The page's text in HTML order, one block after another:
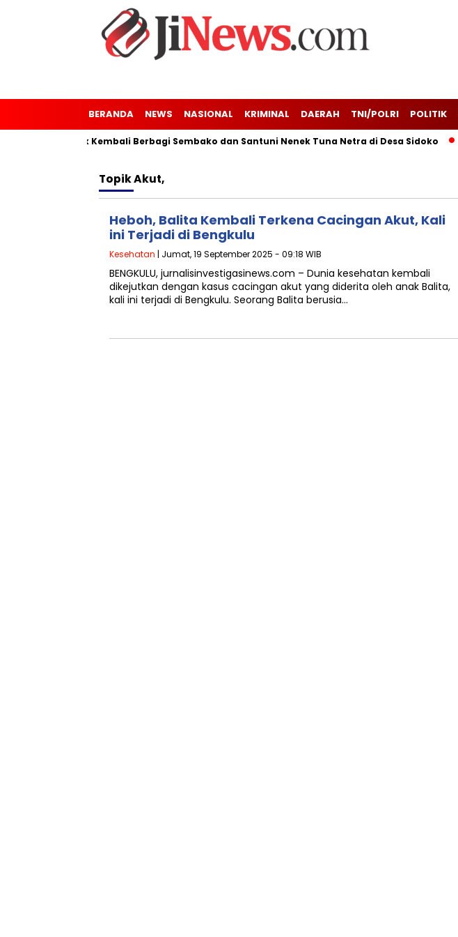
BERANDA NEWS NASIONAL KRIMINAL DAERAH TNI/POLRI POLITIK
Kaler-Kresek Kembali Berbagi Sembako dan Santuni Nenek Tuna Netra di Desa Sidoko
TopikAkut,
Heboh, Balita Kembali Terkena Cacingan Akut, Kali
ini Terjadi di Bengkulu
Kesehatan | Jumat, 19 September 2025 - 09:18 WIB
BENGKULU, jurnalisinvestigasinews.com – Dunia kesehatan kembali
dikejutkan dengan kasus cacingan akut yang diderita oleh anak Balita,
kali ini terjadi di Bengkulu. Seorang Balita berusia…